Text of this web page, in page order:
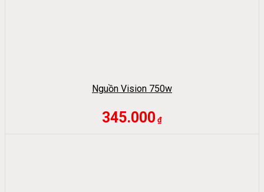
Nguồn Vision 750w
345.000 ₫